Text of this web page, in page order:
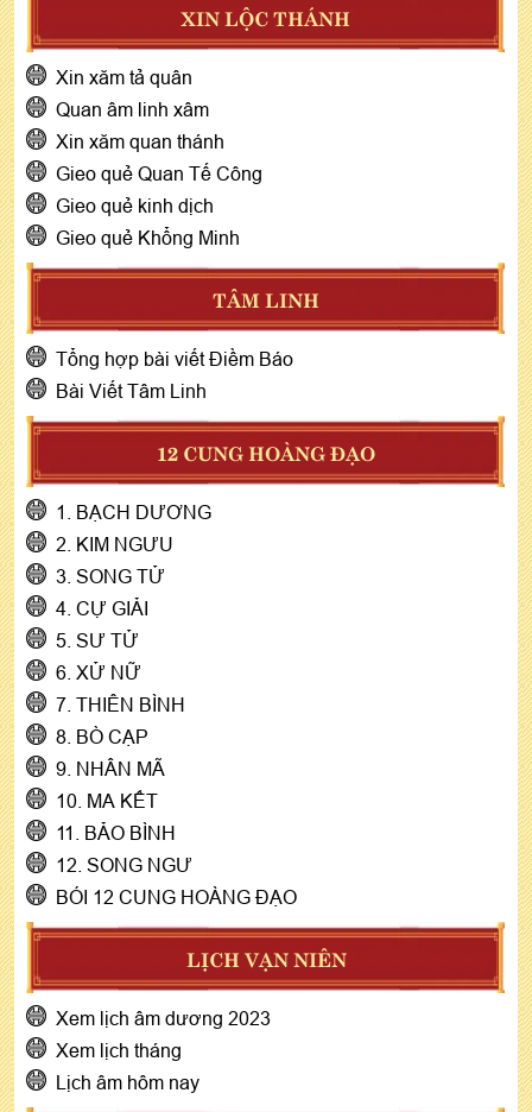
XIN LỘC THÁNH
Xin xăm tả quân
Quan âm linh xâm
Xin xăm quan thánh
Gieo quẻ Quan Tế Công
Gieo quẻ kinh dịch
Gieo quẻ Khổng Minh
TÂM LINH
Tổng hợp bài viết Điềm Báo
Bài Viết Tâm Linh
12 CUNG HOÀNG ĐẠO
1. BẠCH DƯƠNG
2. KIM NGƯU
3. SONG TỬ
4. CỰ GIẢI
5. SƯ TỬ
6. XỬ NỮ
7. THIÊN BÌNH
8. BÒ CẠP
9. NHÂN MÃ
10. MA KẾT
11. BẢO BÌNH
12. SONG NGƯ
BÓI 12 CUNG HOÀNG ĐẠO
LỊCH VẠN NIÊN
Xem lịch âm dương 2023
Xem lịch tháng
Lịch âm hôm nay